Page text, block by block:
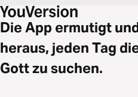
Die App ermutigt
heraus, jeden Tag
Gott zu suchen.